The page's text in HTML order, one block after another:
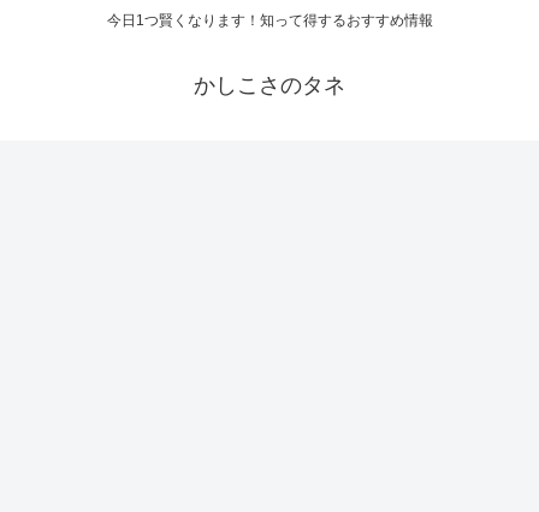
今日1つ賢くなります！知って得するおすすめ情報
かしこさのタネ